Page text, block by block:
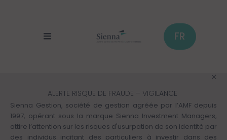
FR
ALERTE RISQUE DE FRAUDE – VIGILANCE
Sienna Gestion, société de gestion agréée par l’AMF depuis
1997, opérant sous la marque Sienna Investment Managers,
attire l’attention sur les risques d'usurpation de son identité par
des individus incitant des particuliers à investir dans des